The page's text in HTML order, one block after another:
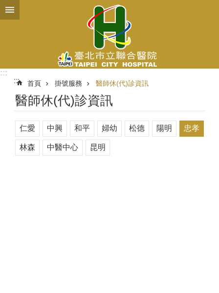
跳到主要內容區塊
:::
:::
首頁 掛號服務 醫師休(代)診資訊
醫師休(代)診資訊
仁愛 中興 和平 婦幼 松德 陽明 忠孝
林森 中醫中心 昆明